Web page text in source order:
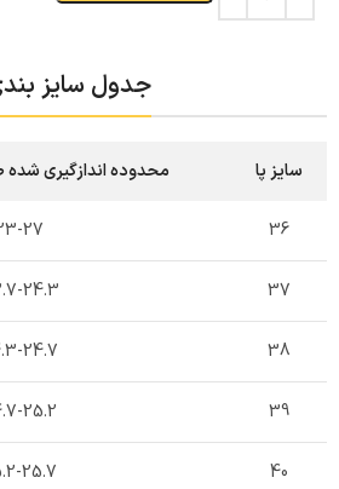
جدول سایز
سایز پا محدوده اندازگیری شده
36
27
37
24.3
38
24.7
39
25.2
40
25.7